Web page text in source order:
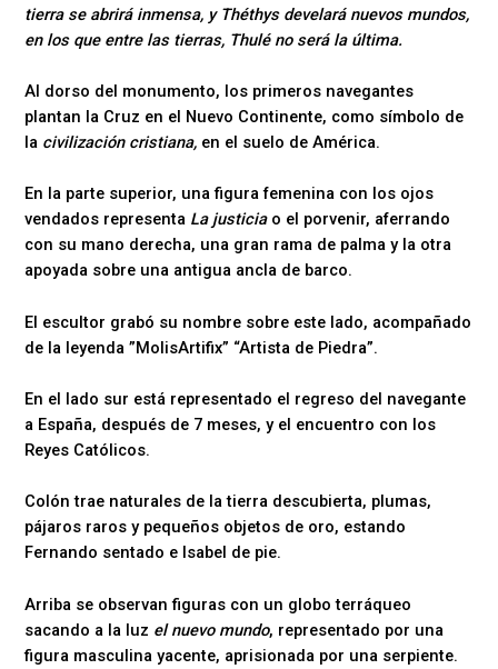
tierra se abrirá inmensa, y Théthys develará nuevos mundos,
en los que entre las tierras, Thulé no será la última.
Al dorso del monumento, los primeros navegantes
plantan la Cruz en el Nuevo Continente, como símbolo de
la civilización cristiana, en el suelo de América.
En la parte superior, una figura femenina con los ojos
vendados representa La justiciao el porvenir, aferrando
con su mano derecha, una gran rama de palma y la otra
apoyada sobre una antigua ancla de barco.
El escultor grabó su nombre sobre este lado, acompañado
de la leyenda ”MolisArtifix” “Artista de Piedra”.
En el lado sur está representado el regreso del navegante
a España, después de 7 meses, y el encuentro con los
Reyes Católicos.
Colón trae naturales de la tierra descubierta, plumas,
pájaros raros y pequeños objetos de oro, estando
Fernando sentado e Isabel de pie.
Arriba se observan figuras con un globo terráqueo
sacando a la luz el nuevo mundo, representado por una
figura masculina yacente, aprisionada por una serpiente.